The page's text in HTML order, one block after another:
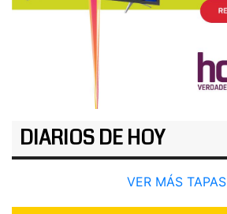
DIARIOS DE HOY
VER MÁS TAPAS